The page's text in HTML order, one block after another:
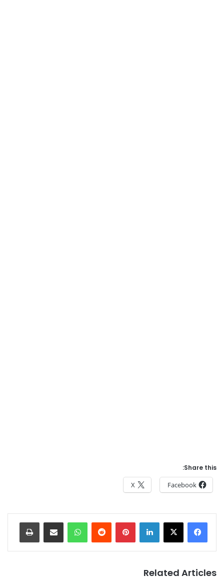
Share this:
Facebook
X
Related Articles